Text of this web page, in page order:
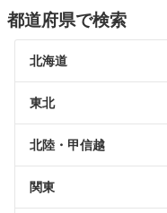
都道府県で検索
北海道
東北
北陸・甲信越
関東